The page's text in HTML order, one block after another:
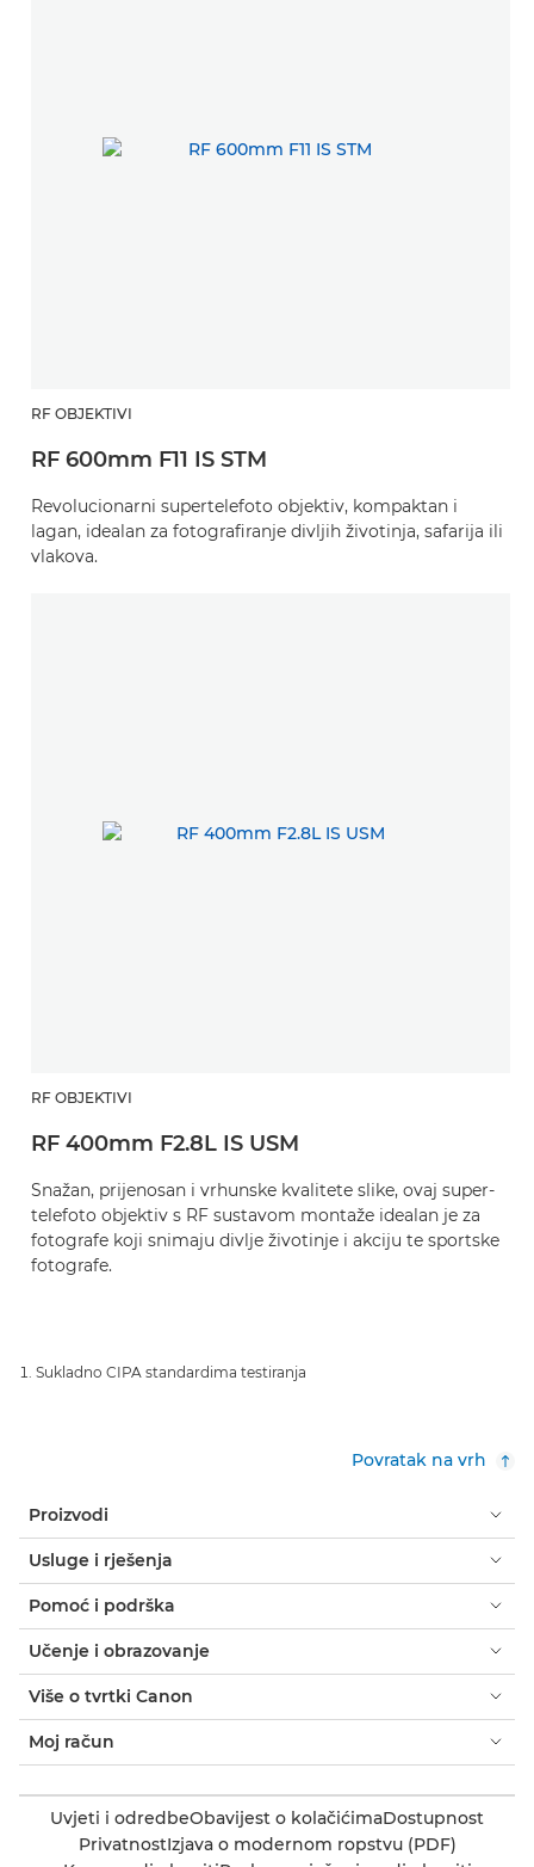
RF OBJEKTIVI
RF 600mm F11 IS STM
Revolucionarni supertelefoto objektiv, kompaktan i
lagan, idealan za fotografiranje divljih životinja, safarija ili
vlakova.
RF OBJEKTIVI
RF 400mm F2.8L IS USM
Snažan, prijenosan i vrhunske kvalitete slike, ovaj super-
telefoto objektiv s RF sustavom montaže idealan je za
fotografe koji snimaju divlje životinje i akciju te sportske
fotografe.
Sukladno CIPA standardima testiranja
Povratak na vrh
Proizvodi
Usluge i rješenja
Pomoć i podrška
Učenje i obrazovanje
Više o tvrtki Canon
Moj račun
Uvjeti i odredbeObavijest o kolačićimaDostupnost
PrivatnostIzjava o modernom ropstvu (PDF)